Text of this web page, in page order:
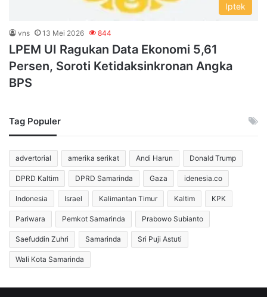
Iptek
vns 13 Mei 2026 844
LPEM UI Ragukan Data Ekonomi 5,61
Persen, Soroti Ketidaksinkronan Angka
BPS
Tag Populer
advertorial amerika serikat Andi Harun Donald Trump
DPRD Kaltim DPRD Samarinda Gaza idenesia.co
Indonesia Israel Kalimantan Timur Kaltim KPK
Pariwara Pemkot Samarinda Prabowo Subianto
Saefuddin Zuhri Samarinda Sri Puji Astuti
Wali Kota Samarinda